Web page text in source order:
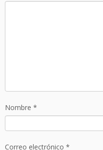
Nombre *
Correo electrónico *